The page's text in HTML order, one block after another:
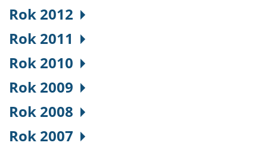
Rok 2012
Rok 2011
Rok 2010
Rok 2009
Rok 2008
Rok 2007